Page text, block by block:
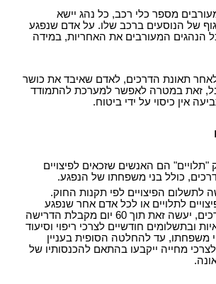
ראש, זעזוע מוח, פגיעה נפשית
- פרסום עורכי דין בחינם באינטרנט !
מה תפקידו ?
מספר כלי רכב, כל נהג יישא
של הנוסעים ברכב שלו. על אדם שנפגע
הנהגים המעורבים את האחריות, במידה
לאחר תאונת הדרכים, לאדם שאיבד את כושר
זאת במטרה לאפשר למערכת להתמודד
אין כיסוי על ידי ביטוח.
"תלויים" הם האנשים שזכאים לפיצויים
כולל בני משפחתו של הנפגע.
לתשלום הפיצויים לפי תקנות החוק.
לתלויים או לכל אדם אחר שנפגע
כתוצאה מתאונת דרכים, יעשה זאת תוך 60 יום מקבלת הדרישה
ובתשלומים חודשיים לצרכי ריפוי וסיעוד
משפחתו, עד להחלטה הסופית בעניין
לצרכי מחייה ייקבעו בהתאם להכנסותיו של